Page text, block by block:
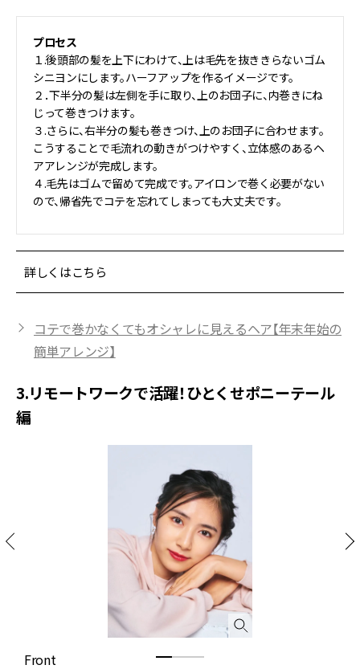
プロセス
１.後頭部の髪を上下にわけて、上は毛先を抜ききらないゴム
シニヨンにします。ハーフアップを作るイメージです。
２．下半分の髪は左側を手に取り、上のお団子に、内巻きにね
じって巻きつけます。
３.さらに、右半分の髪も巻きつけ、上のお団子に合わせます。
こうすることで毛流れの動きがつけやすく、立体感のあるヘ
アアレンジが完成します。
４.毛先はゴムで留めて完成です。アイロンで巻く必要がない
ので、帰省先でコテを忘れてしまっても大丈夫です。
詳しくはこちら
コテで巻かなくてもオシャレに見えるヘア【年末年始の
簡単アレンジ】
3.リモートワークで活躍！ひとくせポニーテール
編
Front